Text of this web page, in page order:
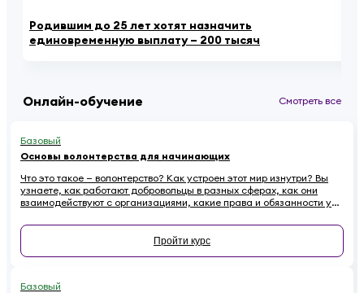
Родившим до 25 лет хотят назначить
единовременную выплату – 200 тысяч
Онлайн-обучение Смотреть все
Базовый
Основы волонтерства для начинающих
Что это такое — волонтерство? Как устроен этот мир изнутри? Вы
узнаете, как работают добровольцы в разных сферах, как они
взаимодействуют с организациями, какие права и обязанности у
распространенных ошибок.
Пройти курс
Базовый